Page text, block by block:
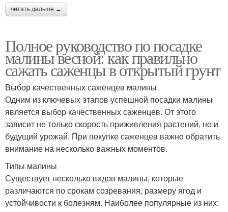
читать дальше →
Полное руководство по посадке
малины весной: как правильно
сажать саженцы в открытый грунт
Выбор качественных саженцев малины
Одним из ключевых этапов успешной посадки малины
является выбор качественных саженцев. От этого
зависит не только скорость приживления растений, но и
будущий урожай. При покупке саженцев важно обратить
внимание на несколько важных моментов.
Типы малины
Существует несколько видов малины, которые
различаются по срокам созревания, размеру ягод и
устойчивости к болезням. Наиболее популярные из них: